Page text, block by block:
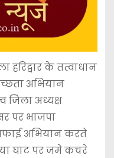
हरिद्वार के तत्वाधान
अभियान
जिला अध्यक्ष
पर भाजपा
अभियान करते
घाट पर जमे कचरे